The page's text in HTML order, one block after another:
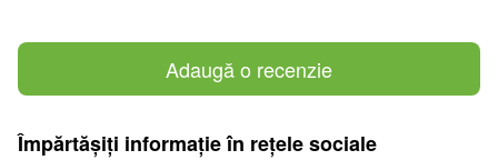
Adaugă o recenzie
Împărtășiți informație în rețele sociale